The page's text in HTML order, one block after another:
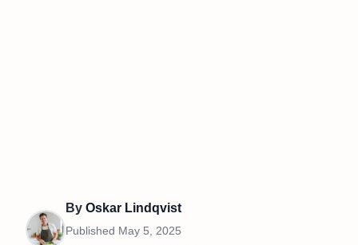
By Oskar Lindqvist
Published May 5, 2025